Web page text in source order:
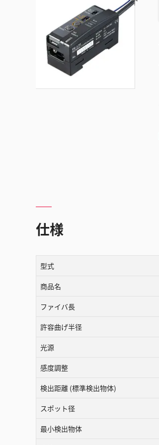
仕様
型式
商品名
ファイバ長
許容曲げ半径
光源
感度調整
検出距離 (標準検出物体)
スポット径
最小検出物体